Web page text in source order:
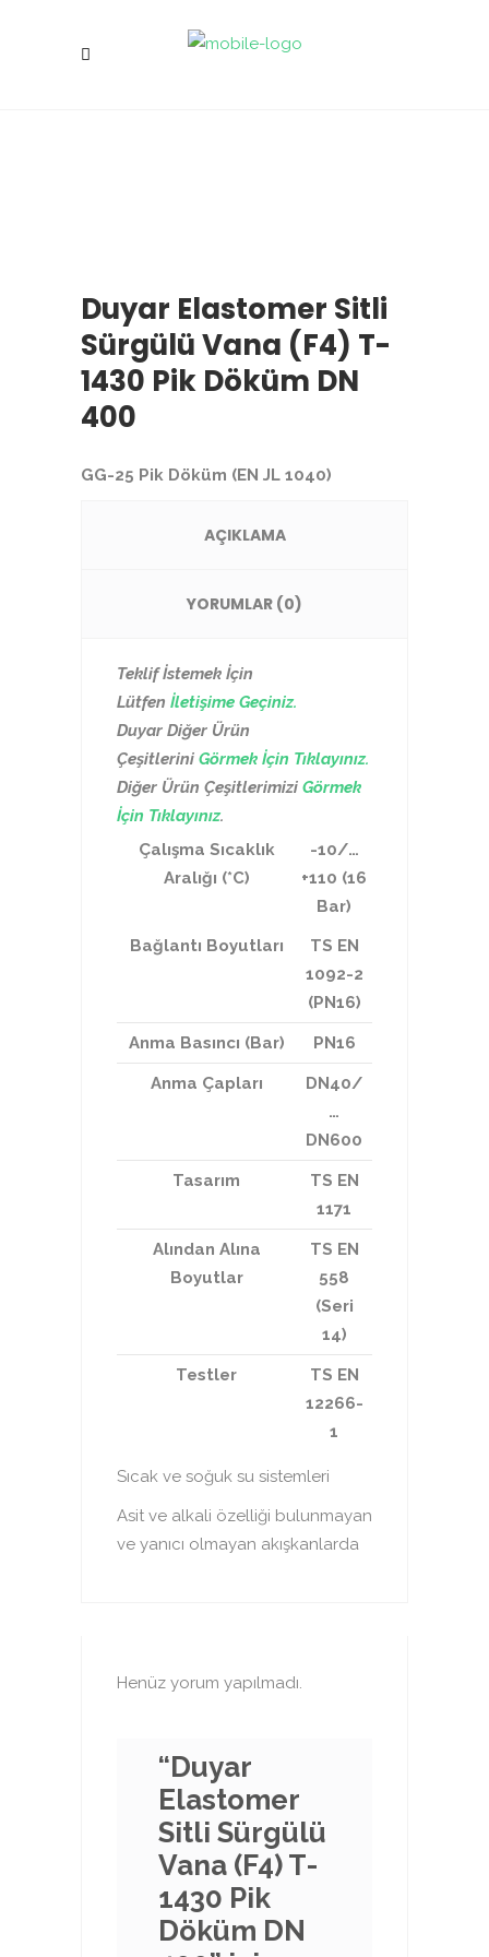
Duyar Elastomer Sitli
Sürgülü Vana (F4) T-
1430 Pik Döküm DN
400
GG-25 Pik Döküm (EN JL 1040)
AÇIKLAMA
YORUMLAR (0)
Teklif İstemek İçin
Lütfen İletişime Geçiniz.
Duyar Diğer Ürün
Çeşitlerini Görmek İçin Tıklayınız.
Diğer Ürün Çeşitlerimizi Görmek
İçin Tıklayınız.
Çalışma Sıcaklık
Aralığı (*C)
-10/…
+110 (16
Bar)
Bağlantı Boyutları
TS EN
1092-2
(PN16)
Anma Basıncı (Bar) PN16
Anma Çapları
DN40/
…
DN600
Tasarım
TS EN
1171
Alından Alına
Boyutlar
TS EN
558
(Seri
14)
Testler
TS EN
12266-
1
Sıcak ve soğuk su sistemleri
Asit ve alkali özelliği bulunmayan
ve yanıcı olmayan akışkanlarda
Henüz yorum yapılmadı.
“Duyar
Elastomer
Sitli Sürgülü
Vana (F4) T-
1430 Pik
Döküm DN